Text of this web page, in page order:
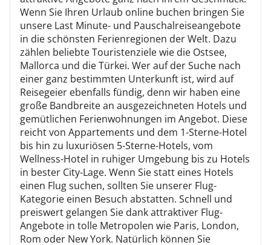
Wenn Sie Ihren Urlaub online buchen bringen Sie
unsere Last Minute- und Pauschalreiseangebote
in die schönsten Ferienregionen der Welt. Dazu
zählen beliebte Touristenziele wie die Ostsee,
Mallorca und die Türkei. Wer auf der Suche nach
einer ganz bestimmten Unterkunft ist, wird auf
Reisegeier ebenfalls fündig, denn wir haben eine
große Bandbreite an ausgezeichneten Hotels und
gemütlichen Ferienwohnungen im Angebot. Diese
reicht von Appartements und dem 1-Sterne-Hotel
bis hin zu luxuriösen 5-Sterne-Hotels, vom
Wellness-Hotel in ruhiger Umgebung bis zu Hotels
in bester City-Lage. Wenn Sie statt eines Hotels
einen Flug suchen, sollten Sie unserer Flug-
Kategorie einen Besuch abstatten. Schnell und
preiswert gelangen Sie dank attraktiver Flug-
Angebote in tolle Metropolen wie Paris, London,
Rom oder New York. Natürlich können Sie